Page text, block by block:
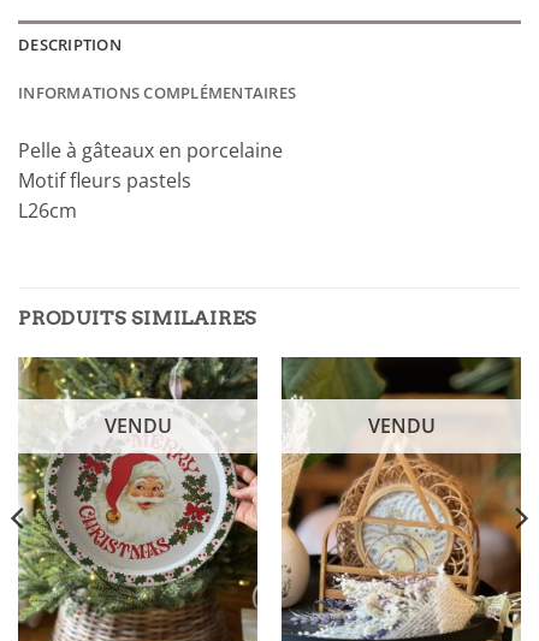
DESCRIPTION
INFORMATIONS COMPLÉMENTAIRES
Pelle à gâteaux en porcelaine
Motif fleurs pastels
L26cm
PRODUITS SIMILAIRES
VENDU VENDU